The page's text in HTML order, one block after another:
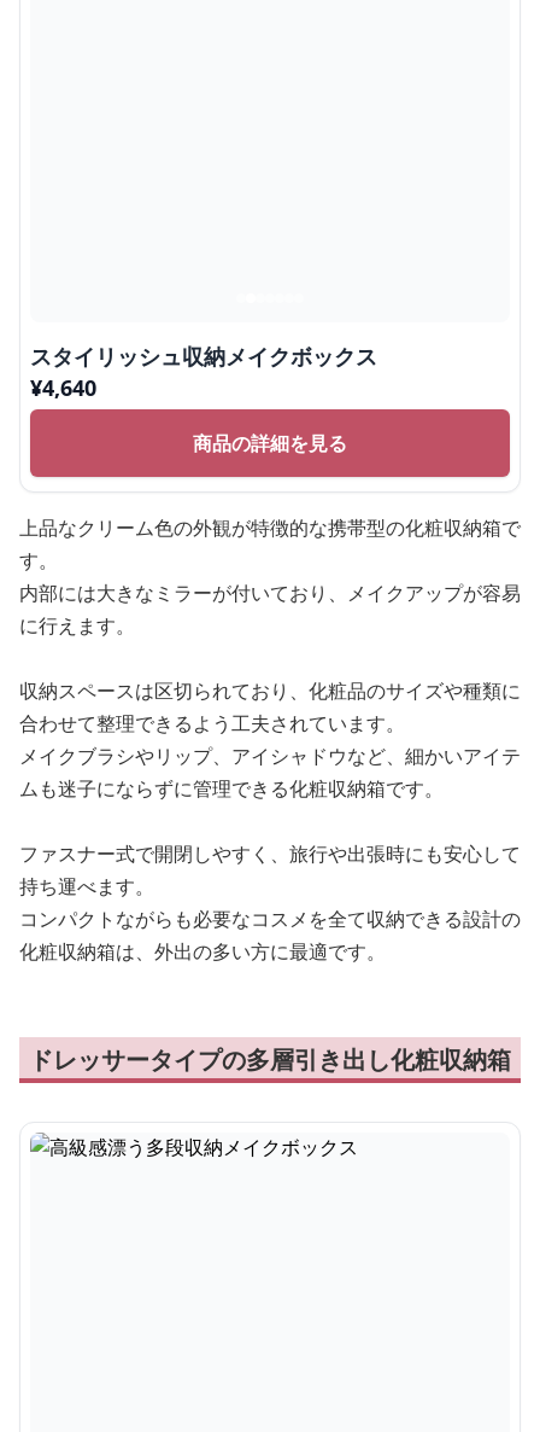
スタイリッシュ収納メイクボックス
¥4,640
商品の詳細を見る
上品なクリーム色の外観が特徴的な携帯型の化粧収納箱で
す。
内部には大きなミラーが付いており、メイクアップが容易
に行えます。
収納スペースは区切られており、化粧品のサイズや種類に
合わせて整理できるよう工夫されています。
メイクブラシやリップ、アイシャドウなど、細かいアイテ
ムも迷子にならずに管理できる化粧収納箱です。
ファスナー式で開閉しやすく、旅行や出張時にも安心して
持ち運べます。
コンパクトながらも必要なコスメを全て収納できる設計の
化粧収納箱は、外出の多い方に最適です。
ドレッサータイプの多層引き出し化粧収納箱